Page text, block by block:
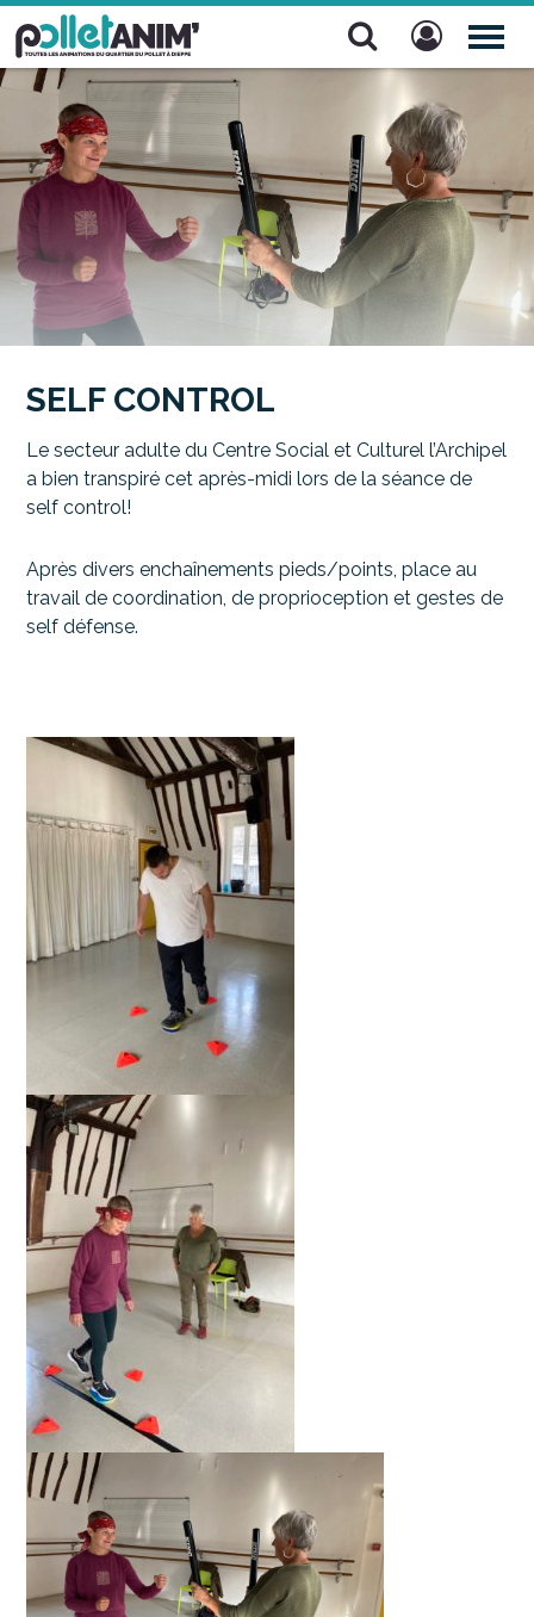
Pollet Anim'
SELF CONTROL
Le secteur adulte du Centre Social et Culturel l’Archipel
a bien transpiré cet après-midi lors de la séance de
self control!
Après divers enchaînements pieds/points, place au
travail de coordination, de proprioception et gestes de
self défense.